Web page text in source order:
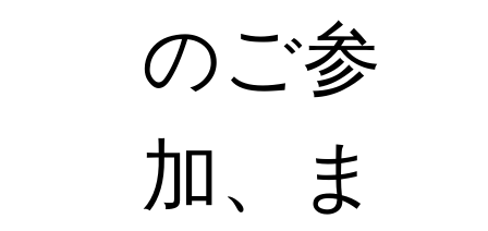
のご参
加、ま